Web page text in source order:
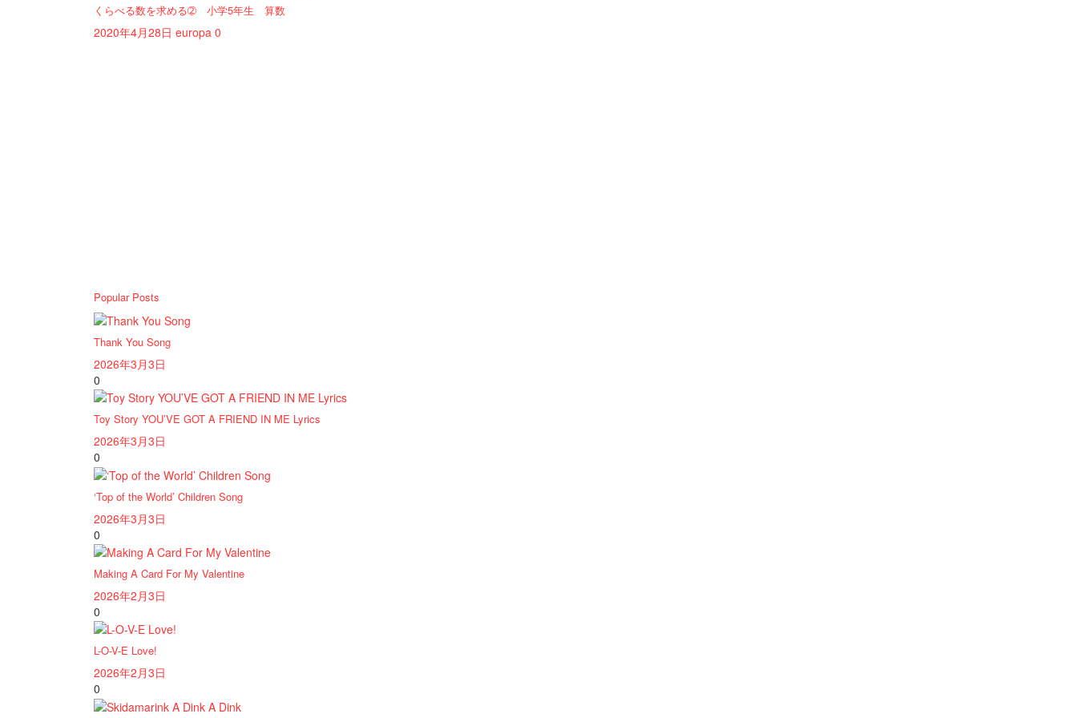
くらべる数を求める➁ 小学5年生 算数
2020年4月28日 europa 0
Popular Posts
Thank You Song
2026年3月3日
0
Toy Story YOU’VE GOT A FRIEND IN ME Lyrics
2026年3月3日
0
‘Top of the World’ Children Song
2026年3月3日
0
Making A Card For My Valentine
2026年2月3日
0
L-O-V-E Love!
2026年2月3日
0